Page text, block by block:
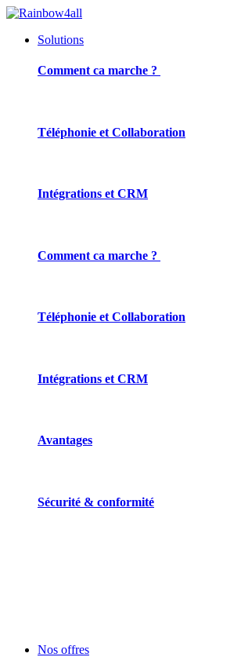
Solutions
Comment ca marche ?
Téléphonie et Collaboration
Intégrations et CRM
Comment ca marche ?
Téléphonie et Collaboration
Intégrations et CRM
Avantages
Sécurité & conformité
Nos offres